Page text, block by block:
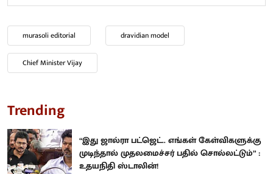
murasoli editorial dravidian model
Chief Minister Vijay
Trending
“இது ஜால்ரா பட்ஜெட்.. எங்கள் கேள்விகளுக்கு
முடிந்தால் முதலமைச்சர் பதில் சொல்லட்டும்” :
உதயநிதி ஸ்டாலின்!